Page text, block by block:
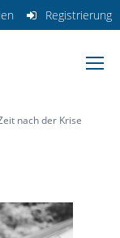
Registrierung
nach der Krise